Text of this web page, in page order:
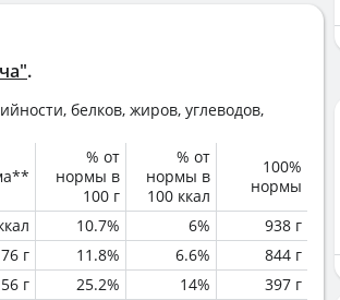
.
белков, жиров, углеводов,
% от
нормы в
100 г
% от
нормы в
100 ккал
100%
нормы
10.7% 6%
938 г
76 г 11.8% 6.6%
844 г
56 г 25.2% 14%
397 г